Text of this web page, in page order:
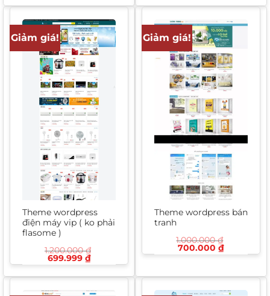
750.000 ₫.
Giảm giá!
Theme wordpress
điện máy vip ( ko phải
flasome )
1.200.000₫
Giá
1.200.000 ₫.
699.999 ₫Giá
hiện
là:
699.999 ₫.
Giảm giá!
Theme wordpress bán
tranh
1.000.000₫
Giá
700.000 ₫Giá
700.000